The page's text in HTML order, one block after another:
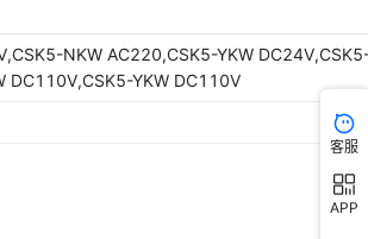
NKW AC220,CSK5-YKW
DC110V,CSK5-YKW DC110V
客服
APP